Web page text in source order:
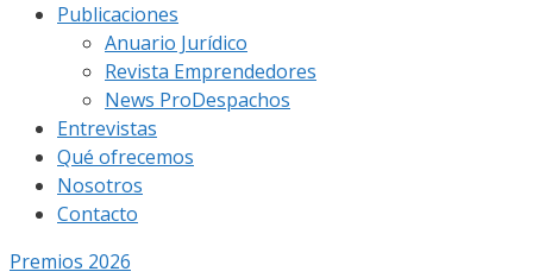
Publicaciones
Anuario Jurídico
Revista Emprendedores
News ProDespachos
Entrevistas
Qué ofrecemos
Nosotros
Contacto
Premios 2026